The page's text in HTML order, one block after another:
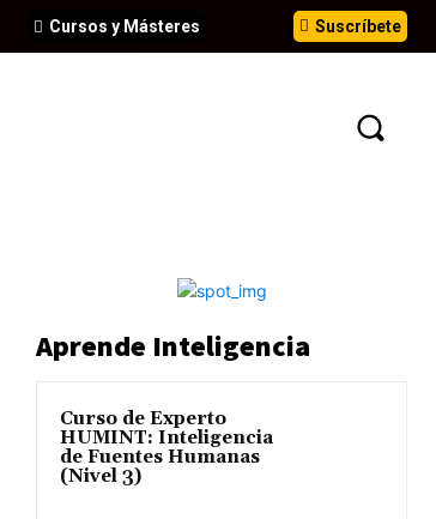
Suscríbete
Cursos y Másteres
Aprende Inteligencia
Curso de Experto
HUMINT: Inteligencia
de Fuentes Humanas
(Nivel 3)